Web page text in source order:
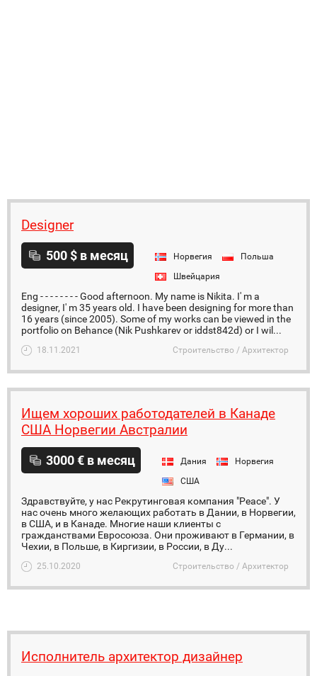
Designer
500 $ в месяц Норвегия
Польша
Швейцария
Eng - - - - - - - - Good afternoon. My name is Nikita. I' m a
designer, I' m 35 years old. I have been designing for more than
16 years (since 2005). Some of my works can be viewed in the
portfolio on Behance (Nik Pushkarev or iddst842d) or I wil...
18.11.2021 Строительство / Архитектор
Ищем хороших работодателей в Канаде
США Норвегии Австралии
3000 € в месяц Дания
Норвегия
США
Здравствуйте, у нас Рекрутинговая компания "Peace". У
нас очень много желающих работать в Дании, в Норвегии,
в США, и в Канаде. Многие наши клиенты с
гражданствами Евросоюза. Они проживают в Германии, в
Чехии, в Польше, в Киргизии, в России, в Ду...
25.10.2020 Строительство / Архитектор
Исполнитель архитектор дизайнер